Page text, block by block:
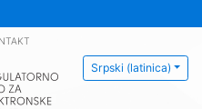
Srpski (latinica)